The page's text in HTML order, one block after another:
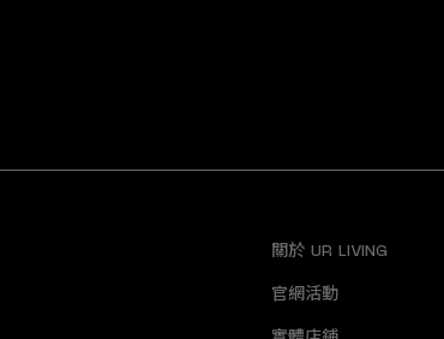
關於 UR LIVING
官網活動